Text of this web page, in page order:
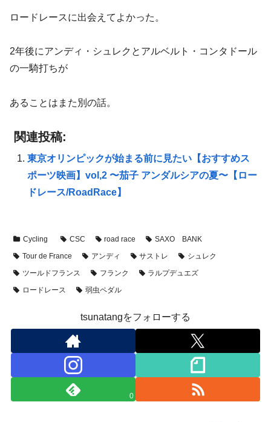
ロードレースに出会えてよかった。
2年後にアンディ・シュレクとアルベルト・コンタドール
の一騎打ちが
あることはまた別の話。
関連投稿:
東京オリンピックが始まる前に見たい【おすすめス
ポーツ映画】vol,2 〜茄子 アンダルシアの夏〜【ロー
ドレース/RoadRace】
Cycling CSC road race
SAXO BANK
Tour de France
アンディ サストレ
シュレク
ツールドフランス
フランク
ラルプデュエズ
ロードレース
弱虫ペダル
tsunatangをフォローする
0